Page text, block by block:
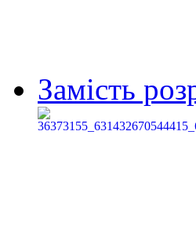
Замість